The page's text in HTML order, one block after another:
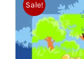
Sale!